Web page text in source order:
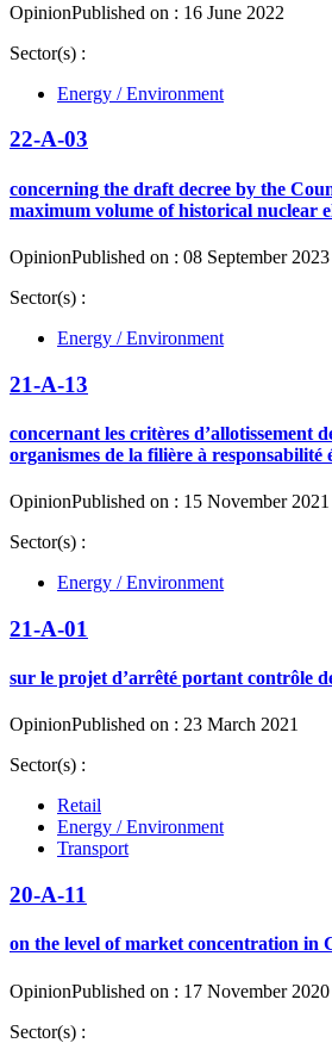
OpinionPublished on : 16 June 2022
Sector(s) :
Energy / Environment
22-A-03
concerning the draft decree by the
maximum volume of historical nuclear
OpinionPublished on : 08 September 2023
Sector(s) :
Energy / Environment
21-A-13
concernant les critères d’allotissement
organismes de la filière à
OpinionPublished on : 15 November 2021
Sector(s) :
Energy / Environment
21-A-01
sur le projet d’arrêté portant contrôle
OpinionPublished on : 23 March 2021
Sector(s) :
Retail
Energy / Environment
Transport
20-A-11
on the level of market concentration in
OpinionPublished on : 17 November 2020
Sector(s) :